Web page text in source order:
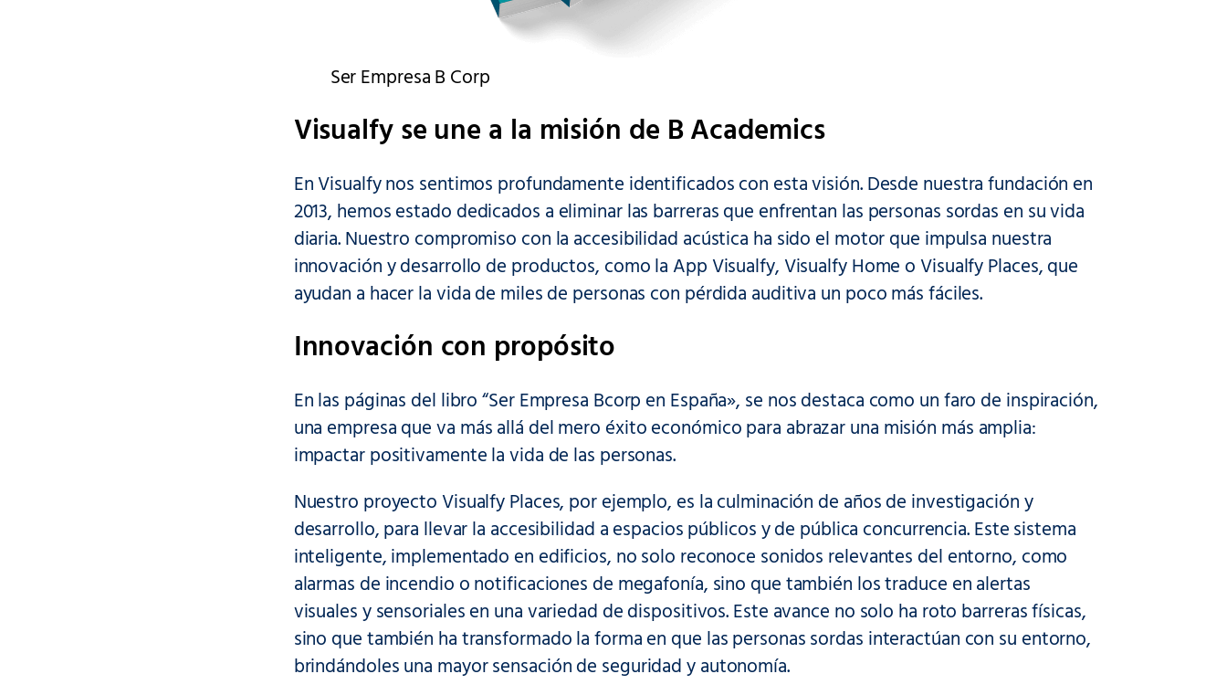
Ser Empresa B Corp
Visualfy se une a la misión de B Academics
En Visualfy nos sentimos profundamente identificados con esta visión. Desde nuestra fundación en
2013, hemos estado dedicados a eliminar las barreras que enfrentan las personas sordas en su vida
diaria. Nuestro compromiso con la accesibilidad acústica ha sido el motor que impulsa nuestra
innovación y desarrollo de productos, como la App Visualfy, Visualfy Home o Visualfy Places, que
ayudan a hacer la vida de miles de personas con pérdida auditiva un poco más fáciles.
Innovación con propósito
En las páginas del libro “Ser Empresa Bcorp en España», se nos destaca como un faro de inspiración,
una empresa que va más allá del mero éxito económico para abrazar una misión más amplia:
impactar positivamente la vida de las personas.
Nuestro proyecto Visualfy Places, por ejemplo, es la culminación de años de investigación y
desarrollo, para llevar la accesibilidad a espacios públicos y de pública concurrencia. Este sistema
inteligente, implementado en edificios, no solo reconoce sonidos relevantes del entorno, como
alarmas de incendio o notificaciones de megafonía, sino que también los traduce en alertas
visuales y sensoriales en una variedad de dispositivos. Este avance no solo ha roto barreras físicas,
sino que también ha transformado la forma en que las personas sordas interactúan con su entorno,
brindándoles una mayor sensación de seguridad y autonomía.